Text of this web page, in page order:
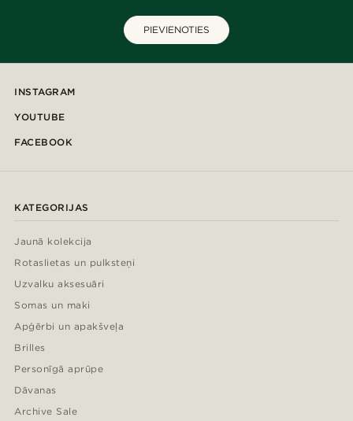
PIEVIENOTIES
INSTAGRAM
YOUTUBE
FACEBOOK
KATEGORIJAS
Jaunā kolekcija
Rotaslietas un pulksteņi
Uzvalku aksesuāri
Somas un maki
Apģērbi un apakšveļa
Brilles
Personīgā aprūpe
Dāvanas
Archive Sale